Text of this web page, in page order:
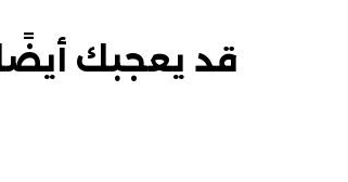
قد يعجبك أيضًا